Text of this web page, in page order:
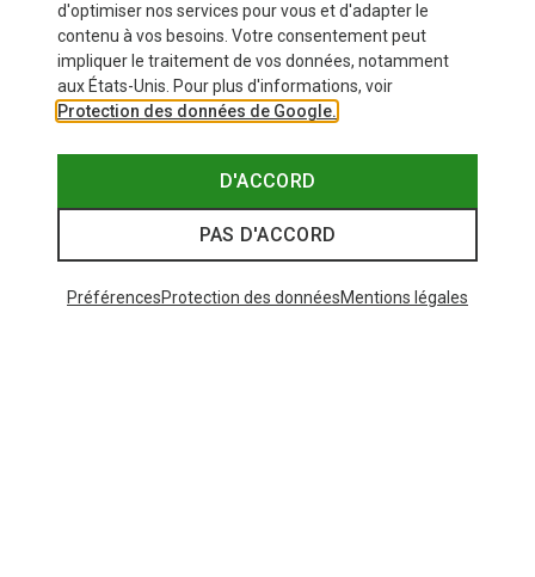
CHF 89,95
d'optimiser nos services pour vous et d'adapter le
contenu à vos besoins. Votre consentement peut
impliquer le traitement de vos données, notamment
aux États-Unis. Pour plus d'informations, voir
Protection des données de Google.
D'ACCORD
PAS D'ACCORD
PréférencesProtection des donnéesMentions légales